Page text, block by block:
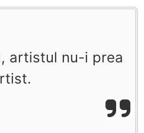
artistul nu-i prea